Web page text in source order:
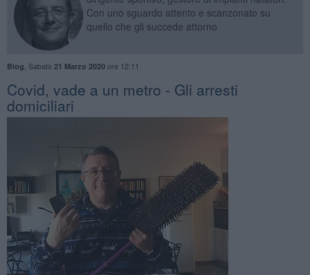
Con uno sguardo attento e scanzonato su
quello che gli succede attorno
Blog Sabato 21 Marzo 2020ore 12:11
Covid, vade a un metro - Gli arresti
domiciliari